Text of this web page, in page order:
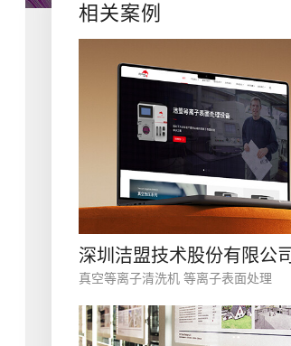
相关案例
深圳洁盟技术股份有限公司
真空等离子清洗机 等离子表面处理